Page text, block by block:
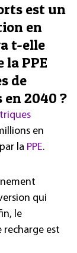
est un
en
t-elle
la PPE
de
2040 ?
en
la PPE.
qui
le
recharge est